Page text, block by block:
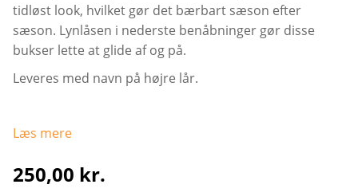
tidløst look, hvilket gør det bærbart sæson efter
sæson. Lynlåsen i nederste benåbninger gør disse
bukser lette at glide af og på.
Leveres med navn på højre lår.
Læs mere
250,00 kr.